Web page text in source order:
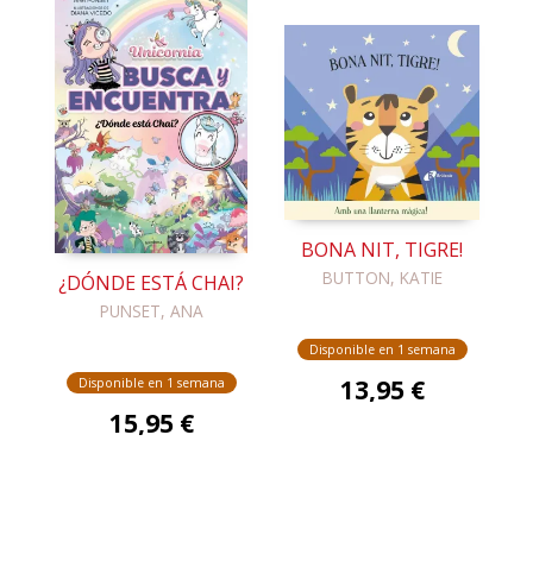
¿DÓNDE ESTÁ CHAI?
PUNSET, ANA
Disponible en 1 semana
15,95 €
BONA NIT, TIGRE!
BUTTON, KATIE
Disponible en 1 semana
13,95 €